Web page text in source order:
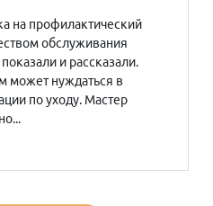
на профилактический
обслуживания
и рассказали.
может нуждаться в
по уходу. Мастер